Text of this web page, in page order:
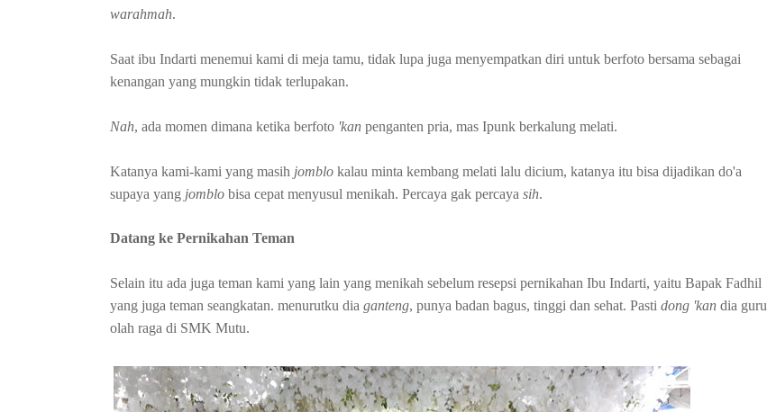
warahmah.
Saat ibu Indarti menemui kami di meja tamu, tidak lupa juga menyempatkan diri untuk berfoto bersama sebagai
kenangan yang mungkin tidak terlupakan.
Nah, ada momen dimana ketika berfoto 'kan penganten pria, mas Ipunk berkalung melati.
Katanya kami-kami yang masih jomblo kalau minta kembang melati lalu dicium, katanya itu bisa dijadikan do'a
supaya yang jomblo bisa cepat menyusul menikah. Percaya gak percaya sih.
Datang ke Pernikahan Teman
Selain itu ada juga teman kami yang lain yang menikah sebelum resepsi pernikahan Ibu Indarti, yaitu Bapak Fadhil
yang juga teman seangkatan. menurutku dia ganteng, punya badan bagus, tinggi dan sehat. Pasti dong 'kan dia guru
olah raga di SMK Mutu.